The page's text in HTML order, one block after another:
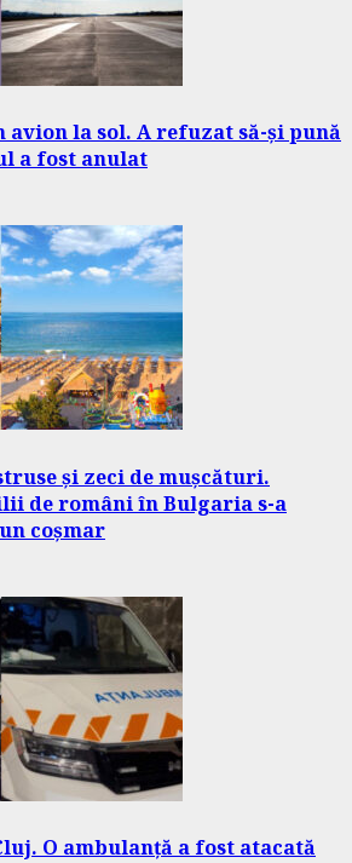
avion la sol. A refuzat să-și pună
a fost anulat
și zeci de mușcături.
de români în Bulgaria s-a
coșmar
O ambulanță a fost atacată